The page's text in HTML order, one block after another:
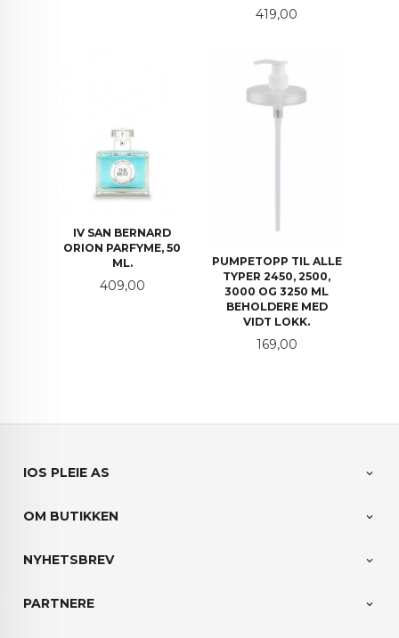
Pris
419,00
IV SAN BERNARD
ORION PARFYME, 50
ML.
Pris
409,00
PUMPETOPP TIL ALLE
TYPER 2450, 2500,
3000 OG 3250 ML
BEHOLDERE MED
VIDT LOKK.
Pris
169,00
IOS PLEIE AS
OM BUTIKKEN
NYHETSBREV
PARTNERE